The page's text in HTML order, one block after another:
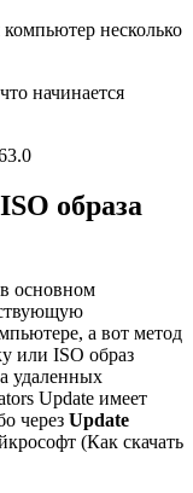
несколько
начинается
образа
основном
а вот метод
или ISO образ
удаленных
Update имеет
через Update
(Как скачать